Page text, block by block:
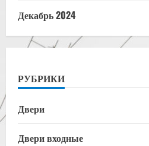
Декабрь 2024
РУБРИКИ
Двери
Двери входные